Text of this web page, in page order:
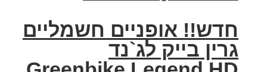
חדש!! אופניים חשמליים
גרין בייק לג`נד